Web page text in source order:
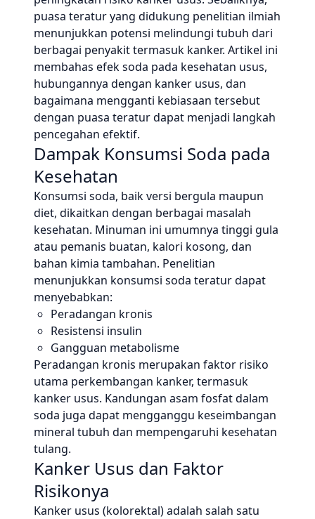
puasa teratur yang didukung penelitian ilmiah
menunjukkan potensi melindungi tubuh dari
berbagai penyakit termasuk kanker. Artikel ini
membahas efek soda pada kesehatan usus,
hubungannya dengan kanker usus, dan
bagaimana mengganti kebiasaan tersebut
dengan puasa teratur dapat menjadi langkah
pencegahan efektif.
Dampak Konsumsi Soda pada
Kesehatan
Konsumsi soda, baik versi bergula maupun
diet, dikaitkan dengan berbagai masalah
kesehatan. Minuman ini umumnya tinggi gula
atau pemanis buatan, kalori kosong, dan
bahan kimia tambahan. Penelitian
menunjukkan konsumsi soda teratur dapat
menyebabkan:
Peradangan kronis
Resistensi insulin
Gangguan metabolisme
Peradangan kronis merupakan faktor risiko
utama perkembangan kanker, termasuk
kanker usus. Kandungan asam fosfat dalam
soda juga dapat mengganggu keseimbangan
mineral tubuh dan mempengaruhi kesehatan
tulang.
Kanker Usus dan Faktor
Risikonya
Kanker usus (kolorektal) adalah salah satu